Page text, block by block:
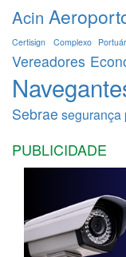
Acin
Certisign Complexo
Vereadores
Sebrae segurança
PUBLICIDADE